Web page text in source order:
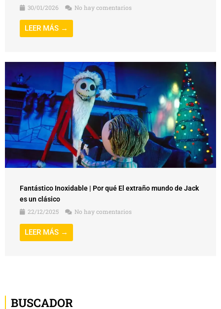
30/01/2026
No hay comentarios
LEER MÁS →
Fantástico Inoxidable | Por qué El extraño mundo de Jack
es un clásico
22/12/2025
No hay comentarios
LEER MÁS →
BUSCADOR